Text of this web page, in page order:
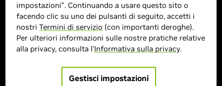
impostazioni”. Continuando a usare questo sito o
facendo clic su uno dei pulsanti di seguito, accetti i
nostriTermini di servizio (con importanti deroghe).
Per ulteriori informazioni sulle nostre pratiche relative
alla privacy, consulta l'Informativa sulla privacy.
Gestisci impostazioni